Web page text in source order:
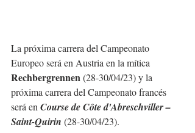
La próxima carrera del Campeonato
Europeo será en Austria en la mítica
Rechbergrennen (28-30/04/23) y la
próxima carrera del Campeonato francés
será en Course de Côte d'Abreschviller –
Saint-Quirin (28-30/04/23).